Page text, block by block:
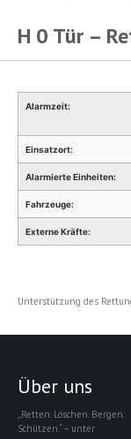
H 0 Tür –
Alarmzeit:
Einsatzort:
Alarmierte Einheiten:
Fahrzeuge:
Externe Kräfte:
Unterstützung des
Über uns
„Retten. Löschen. Bergen.
Schützen.“ – unter